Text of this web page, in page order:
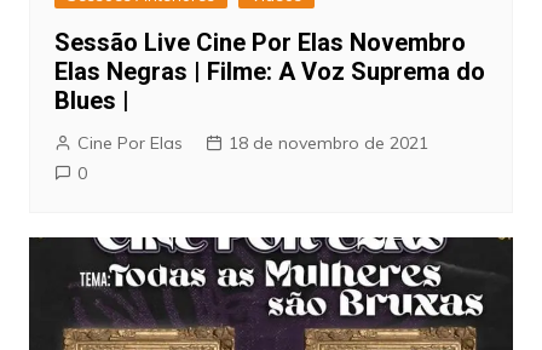
Sessão Live Cine Por Elas Novembro
Elas Negras | Filme: A Voz Suprema do
Blues |
Cine Por Elas
18 de novembro de 2021
0